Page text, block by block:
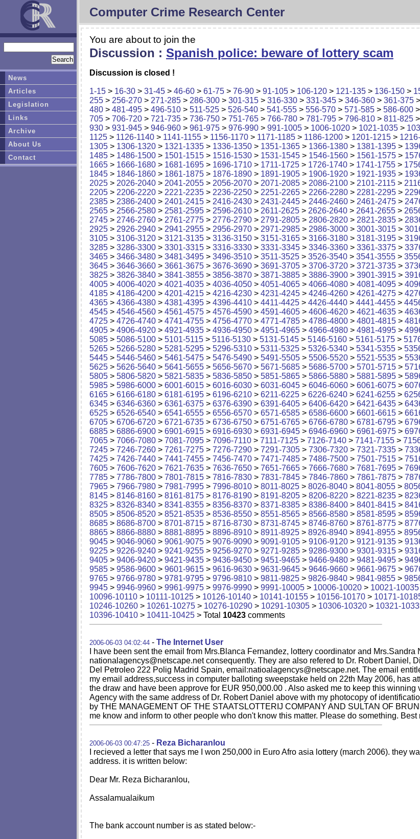
Computer Crime Research Center
You are about to join the
Discussion : Spanish police: beware of lottery scam
Discussion is closed !
1-15 > 16-30 > 31-45 > 46-60 > 61-75 > 76-90 > 91-105 > 106-120 > 121-135 > 136-150 >
255 > 256-270 > 271-285 > 286-300 > 301-315 > 316-330 > 331-345 > 346-360 > 361-375 >
480 > 481-495 > 496-510 > 511-525 > 526-540 > 541-555 > 556-570 > 571-585 > 586-600 >
705 > 706-720 > 721-735 > 736-750 > 751-765 > 766-780 > 781-795 > 796-810 > 811-825 >
930 > 931-945 > 946-960 > 961-975 > 976-990 > 991-1005 > 1006-1020 > 1021-1035 >
1125 > 1126-1140 > 1141-1155 > 1156-1170 > 1171-1185 > 1186-1200 > 1201-1215 >
1305 > 1306-1320 > 1321-1335 > 1336-1350 > 1351-1365 > 1366-1380 > 1381-1395 >
1485 > 1486-1500 > 1501-1515 > 1516-1530 > 1531-1545 > 1546-1560 > 1561-1575 >
1665 > 1666-1680 > 1681-1695 > 1696-1710 > 1711-1725 > 1726-1740 > 1741-1755 >
1845 > 1846-1860 > 1861-1875 > 1876-1890 > 1891-1905 > 1906-1920 > 1921-1935 >
2025 > 2026-2040 > 2041-2055 > 2056-2070 > 2071-2085 > 2086-2100 > 2101-2115 >
2205 > 2206-2220 > 2221-2235 > 2236-2250 > 2251-2265 > 2266-2280 > 2281-2295 >
2385 > 2386-2400 > 2401-2415 > 2416-2430 > 2431-2445 > 2446-2460 > 2461-2475 >
2565 > 2566-2580 > 2581-2595 > 2596-2610 > 2611-2625 > 2626-2640 > 2641-2655 >
2745 > 2746-2760 > 2761-2775 > 2776-2790 > 2791-2805 > 2806-2820 > 2821-2835 >
2925 > 2926-2940 > 2941-2955 > 2956-2970 > 2971-2985 > 2986-3000 > 3001-3015 >
3105 > 3106-3120 > 3121-3135 > 3136-3150 > 3151-3165 > 3166-3180 > 3181-3195 >
3285 > 3286-3300 > 3301-3315 > 3316-3330 > 3331-3345 > 3346-3360 > 3361-3375 >
3465 > 3466-3480 > 3481-3495 > 3496-3510 > 3511-3525 > 3526-3540 > 3541-3555 >
3645 > 3646-3660 > 3661-3675 > 3676-3690 > 3691-3705 > 3706-3720 > 3721-3735 >
3825 > 3826-3840 > 3841-3855 > 3856-3870 > 3871-3885 > 3886-3900 > 3901-3915 >
4005 > 4006-4020 > 4021-4035 > 4036-4050 > 4051-4065 > 4066-4080 > 4081-4095 >
4185 > 4186-4200 > 4201-4215 > 4216-4230 > 4231-4245 > 4246-4260 > 4261-4275 >
4365 > 4366-4380 > 4381-4395 > 4396-4410 > 4411-4425 > 4426-4440 > 4441-4455 >
4545 > 4546-4560 > 4561-4575 > 4576-4590 > 4591-4605 > 4606-4620 > 4621-4635 >
4725 > 4726-4740 > 4741-4755 > 4756-4770 > 4771-4785 > 4786-4800 > 4801-4815 >
4905 > 4906-4920 > 4921-4935 > 4936-4950 > 4951-4965 > 4966-4980 > 4981-4995 >
5085 > 5086-5100 > 5101-5115 > 5116-5130 > 5131-5145 > 5146-5160 > 5161-5175 >
5265 > 5266-5280 > 5281-5295 > 5296-5310 > 5311-5325 > 5326-5340 > 5341-5355 >
5445 > 5446-5460 > 5461-5475 > 5476-5490 > 5491-5505 > 5506-5520 > 5521-5535 >
5625 > 5626-5640 > 5641-5655 > 5656-5670 > 5671-5685 > 5686-5700 > 5701-5715 >
5805 > 5806-5820 > 5821-5835 > 5836-5850 > 5851-5865 > 5866-5880 > 5881-5895 >
5985 > 5986-6000 > 6001-6015 > 6016-6030 > 6031-6045 > 6046-6060 > 6061-6075 >
6165 > 6166-6180 > 6181-6195 > 6196-6210 > 6211-6225 > 6226-6240 > 6241-6255 >
6345 > 6346-6360 > 6361-6375 > 6376-6390 > 6391-6405 > 6406-6420 > 6421-6435 >
6525 > 6526-6540 > 6541-6555 > 6556-6570 > 6571-6585 > 6586-6600 > 6601-6615 >
6705 > 6706-6720 > 6721-6735 > 6736-6750 > 6751-6765 > 6766-6780 > 6781-6795 >
6885 > 6886-6900 > 6901-6915 > 6916-6930 > 6931-6945 > 6946-6960 > 6961-6975 >
7065 > 7066-7080 > 7081-7095 > 7096-7110 > 7111-7125 > 7126-7140 > 7141-7155 >
7245 > 7246-7260 > 7261-7275 > 7276-7290 > 7291-7305 > 7306-7320 > 7321-7335 >
7425 > 7426-7440 > 7441-7455 > 7456-7470 > 7471-7485 > 7486-7500 > 7501-7515 >
7605 > 7606-7620 > 7621-7635 > 7636-7650 > 7651-7665 > 7666-7680 > 7681-7695 >
7785 > 7786-7800 > 7801-7815 > 7816-7830 > 7831-7845 > 7846-7860 > 7861-7875 >
7965 > 7966-7980 > 7981-7995 > 7996-8010 > 8011-8025 > 8026-8040 > 8041-8055 >
8145 > 8146-8160 > 8161-8175 > 8176-8190 > 8191-8205 > 8206-8220 > 8221-8235 >
8325 > 8326-8340 > 8341-8355 > 8356-8370 > 8371-8385 > 8386-8400 > 8401-8415 >
8505 > 8506-8520 > 8521-8535 > 8536-8550 > 8551-8565 > 8566-8580 > 8581-8595 >
8685 > 8686-8700 > 8701-8715 > 8716-8730 > 8731-8745 > 8746-8760 > 8761-8775 >
8865 > 8866-8880 > 8881-8895 > 8896-8910 > 8911-8925 > 8926-8940 > 8941-8955 >
9045 > 9046-9060 > 9061-9075 > 9076-9090 > 9091-9105 > 9106-9120 > 9121-9135 >
9225 > 9226-9240 > 9241-9255 > 9256-9270 > 9271-9285 > 9286-9300 > 9301-9315 >
9405 > 9406-9420 > 9421-9435 > 9436-9450 > 9451-9465 > 9466-9480 > 9481-9495 >
9585 > 9586-9600 > 9601-9615 > 9616-9630 > 9631-9645 > 9646-9660 > 9661-9675 >
9765 > 9766-9780 > 9781-9795 > 9796-9810 > 9811-9825 > 9826-9840 > 9841-9855 >
9945 > 9946-9960 > 9961-9975 > 9976-9990 > 9991-10005 > 10006-10020 > 10021-10035
10096-10110 > 10111-10125 > 10126-10140 > 10141-10155 > 10156-10170 > 10171-
10246-10260 > 10261-10275 > 10276-10290 > 10291-10305 > 10306-10320 > 10321-
10396-10410 > 10411-10425 > Total 10423 comments
2006-06-03 04:02:44 - The Internet User
I have been sent the email from Mrs.Blanca Fernandez, lottery coordinator and
nationalagencys@netscape.netconsequently. They are also refered to Dr. Robert Daniel,
Del Petroleo 222 Polig Madrid Spain, email:natioalagencys@netscape.net. The email
my email address,success in computer balloting sweepstake held on 22th May 2006, has
the draw and have been approve for EUR 950,000.00 . Also asked me to keep this
Agency with the same address of Dr. Robert Daniel above with my photocopy of
by THE MANAGEMENT OF THE STAATSLOTTERIJ COMPANY AND SULTAN OF
me know and inform to other people who don't know this matter. Please do something. Best
2006-06-03 00:47:25 - Reza Bicharanlou
I recieved a letter that says me I won 250,000 in Euro Afro asia lottery (march 2006). they
address. it is written below:
Dear Mr. Reza Bicharanlou,
Assalamualaikum
The bank account number is as stated below:-
News
Articles
Legislation
Links
Archive
About Us
Contact